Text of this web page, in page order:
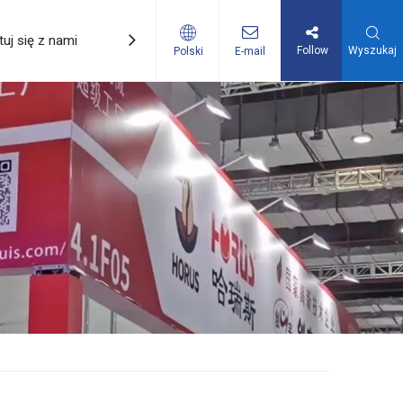
się z nami Promocje
Polski E-mail Follow Wyszukaj